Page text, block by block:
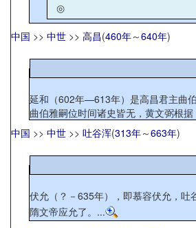
◎
中国 >> 中世 >> 高昌(460年～640年)
延和（602年—613年）是高昌君主曲
曲伯雅嗣位时间诸史皆无，黄文弼根
中国 >> 中世 >> 吐谷浑(313年～663年)
伏允（？－635年），即慕容伏允，吐
隋文帝应允了。...